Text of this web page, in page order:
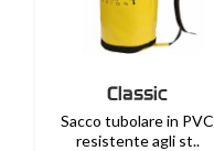
Classic
Sacco tubolare in PVC
resistente agli st..